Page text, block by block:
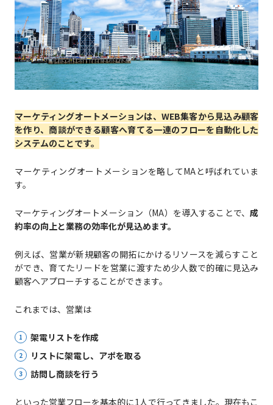
マーケティングオートメーションは、WEB集客から見込み顧客
を作り、商談ができる顧客へ育てる一連のフローを自動化した
システムのことです。
マーケティングオートメーションを略してMAと呼ばれていま
す。
マーケティングオートメーション（MA）を導入することで、成
約率の向上と業務の効率化が見込めます。
例えば、営業が新規顧客の開拓にかけるリソースを減らすこと
ができ、育てたリードを営業に渡すため少人数で的確に見込み
顧客へアプローチすることができます。
これまでは、営業は
架電リストを作成
リストに架電し、アポを取る
訪問し商談を行う
といった営業フローを基本的に1人で行ってきました。現在もこ